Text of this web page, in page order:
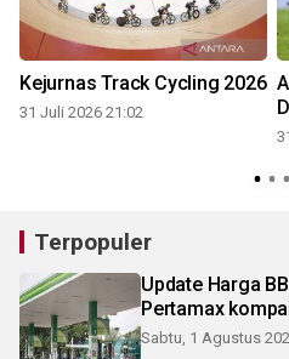
Kejurnas Track Cycling 2026
31 Juli 2026 21:02
Terpopuler
Update Harga
Pertamax
Sabtu, 1 Agustus